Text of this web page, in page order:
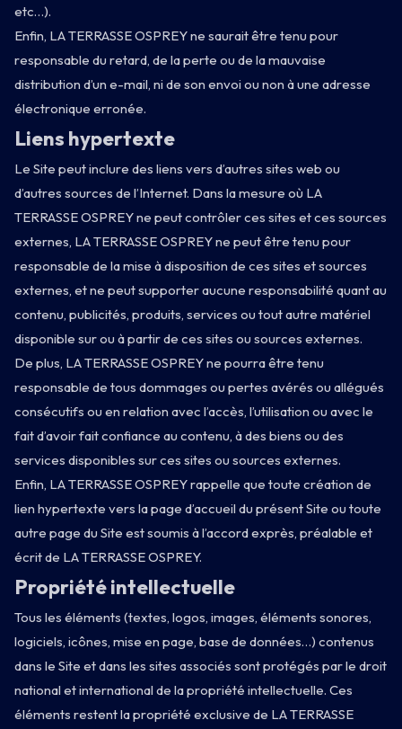
Menu
Info
3 PORT DE LA GARE · 75013 PARIS
etc…).
Enfin, LA TERRASSE OSPREY ne saurait être tenu pour
responsable du retard, de la perte ou de la mauvaise
distribution d’un e-mail, ni de son envoi ou non à une adresse
électronique erronée.
Liens hypertexte
Le Site peut inclure des liens vers d’autres sites web ou
d’autres sources de l’Internet. Dans la mesure où LA
TERRASSE OSPREY ne peut contrôler ces sites et ces sources
externes, LA TERRASSE OSPREY ne peut être tenu pour
responsable de la mise à disposition de ces sites et sources
externes, et ne peut supporter aucune responsabilité quant au
contenu, publicités, produits, services ou tout autre matériel
disponible sur ou à partir de ces sites ou sources externes.
De plus, LA TERRASSE OSPREY ne pourra être tenu
responsable de tous dommages ou pertes avérés ou allégués
consécutifs ou en relation avec l’accès, l’utilisation ou avec le
fait d’avoir fait confiance au contenu, à des biens ou des
services disponibles sur ces sites ou sources externes.
Enfin, LA TERRASSE OSPREY rappelle que toute création de
lien hypertexte vers la page d’accueil du présent Site ou toute
autre page du Site est soumis à l’accord exprès, préalable et
écrit de LA TERRASSE OSPREY.
Propriété intellectuelle
Tous les éléments (textes, logos, images, éléments sonores,
logiciels, icônes, mise en page, base de données…) contenus
dans le Site et dans les sites associés sont protégés par le droit
national et international de la propriété intellectuelle. Ces
éléments restent la propriété exclusive de LA TERRASSE